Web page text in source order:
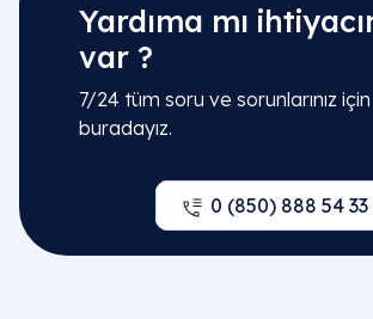
Yardıma mı
var ?
7/24 tüm soru ve sorunlarınız için
buradayız.
0 (850) 888 54 33